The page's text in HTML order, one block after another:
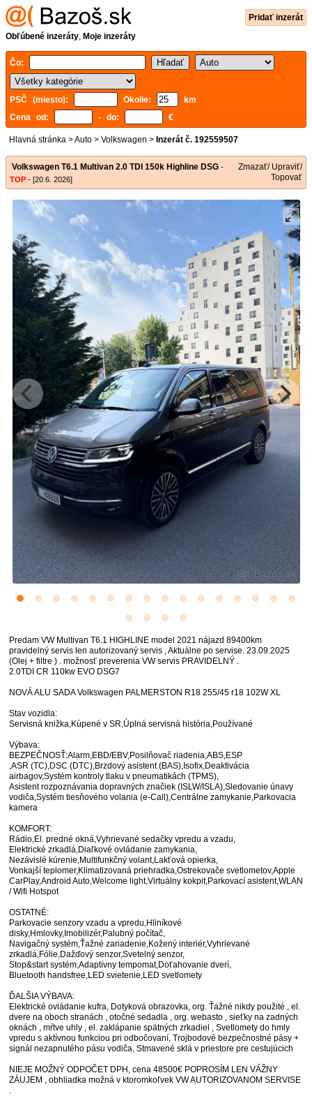
Pridať inzerát
Obľúbené inzeráty, Moje inzeráty
Čo:
PSČ (miesto): Okolie:
km
Cena od:
- do: €
Hlavná stránka >Auto > Volkswagen > Inzerát č. 192559507
Volkswagen T6.1 Multivan 2.0 TDI 150k Highline DSG -
TOP - [20.6. 2026]
Zmazať/ Upraviť/
Topovať
Predam VW Multivan T6.1 HIGHLINE model 2021 nájazd 89400km
pravidelný servis len autorizovaný servis , Aktuálne po servise. 23.09.2025
(Olej + filtre ) . možnosť preverenia VW servis PRAVIDELNÝ .
2.0TDI CR 110kw EVO DSG7
NOVÁ ALU SADA Volkswagen PALMERSTON R18 255/45 r18 102W XL
Stav vozidla:
Servisná knižka,Kúpené v SR,Úplná servisná história,Používané
Výbava:
BEZPEČNOSŤ:Alarm,EBD/EBV,Posilňovač riadenia,ABS,ESP
,ASR (TC),DSC (DTC),Brzdový asistent (BAS),Isofix,Deaktivácia
airbagov,Systém kontroly tlaku v pneumatikách (TPMS),
Asistent rozpoznávania dopravných značiek (ISLW/ISLA),Sledovanie únavy
vodiča,Systém tiesňového volania (e-Call),Centrálne zamykanie,Parkovacia
kamera
KOMFORT:
Rádio,El. predné okná,Vyhrievané sedačky vpredu a vzadu,
Elektrické zrkadlá,Diaľkové ovládanie zamykania,
Nezávislé kúrenie,Multifunkčný volant,Lakťová opierka,
Vonkajší teplomer,Klimatizovaná priehradka,Ostrekovače svetlometov,Apple
CarPlay,Android Auto,Welcome light,Virtuálny kokpit,Parkovací asistent,WLAN
/ Wifi Hotspot
OSTATNÉ:
Parkovacie senzory vzadu a vpredu,Hliníkové
disky,Hmlovky,Imobilizér,Palubný počítač,
Navigačný systém,Ťažné zariadenie,Kožený interiér,Vyhrievané
zrkadlá,Fólie,Dažďový senzor,Svetelný senzor,
Stop&start systém,Adaptívny tempomat,Doťahovanie dverí,
Bluetooth handsfree,LED svietenie,LED svetlomety
ĎALŠIA VÝBAVA:
Elektrické ovládanie kufra, Dotyková obrazovka, org. Ťažné nikdy použité , el.
dvere na oboch stranách , otočné sedadla , org. webasto , sieťky na zadných
oknách , mŕtve uhly , el. zaklápanie spätných zrkadiel , Svetlomety do hmly
vpredu s aktívnou funkciou pri odbočovaní, Trojbodové bezpečnostné pásy +
signál nezapnutého pásu vodiča, Stmavené sklá v priestore pre cestujúcich
NIEJE MOŽNÝ ODPOČET DPH, cena 48500€ POPROSÍM LEN VÁŽNY
ZÁUJEM , obhliadka možná v ktoromkoľvek VW AUTORIZOVANOM SERVISE
.